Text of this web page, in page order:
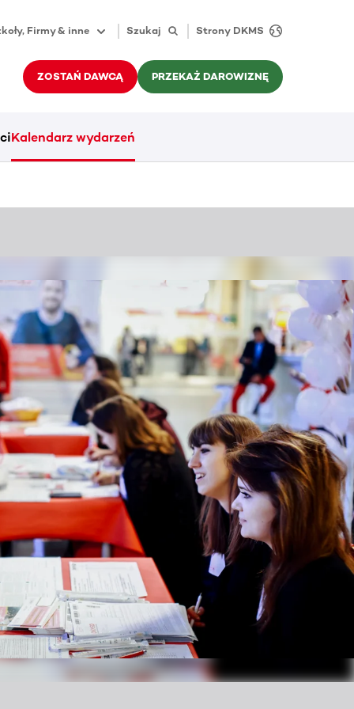
Firmy & inne Szukaj Strony DKMS
ZOSTAŃ DAWCĄ PRZEKAŻ DAROWIZNĘ
Kalendarz wydarzeń